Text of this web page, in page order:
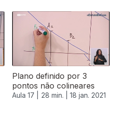
Plano definido por 3
pontos não colineares
Aula 17 | 28 min. | 18 jan. 2021